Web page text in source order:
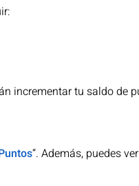
incrementar tu saldo de
“. Además, puedes